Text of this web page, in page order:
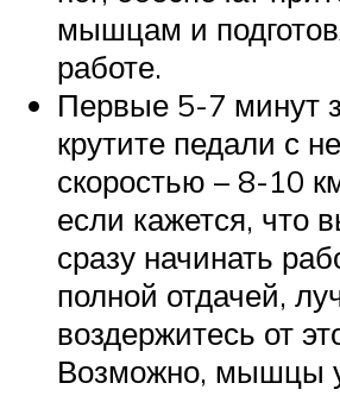
мышцам и
работе.
Первые 5-7 минут
крутите педали с
скоростью – 8-10
если кажется, что
сразу начинать
полной отдачей,
воздержитесь от
Возможно, мышцы